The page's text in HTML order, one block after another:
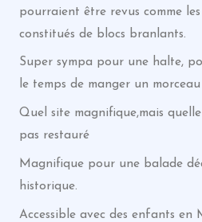
pourraient être revus comme
constitués de blocs branlants.
Super sympa pour une halte,
le temps de manger un
Quel site magnifique,mais
pas restauré
Magnifique pour une balade
historique.
Accessible avec des enfants en